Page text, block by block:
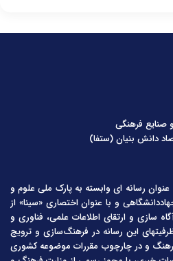
صنایع فرهنگی
دانش بنیان (ستفا)
عنوان رسانه ای وابسته به پارک ملی علوم و
و با عنوان اختصاری «سینا» از
کمک به آگاه سازی و ارتقای اطلاعات علمی، فناوری و
این رسانه در فرهنگ‌سازی و ترویج
و در چارچوب مقررات موضوعه کشوری